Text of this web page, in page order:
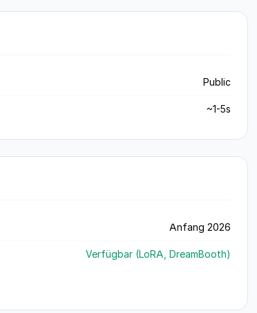
Public
~1-5s
Anfang 2026
Verfügbar (LoRA, DreamBooth)